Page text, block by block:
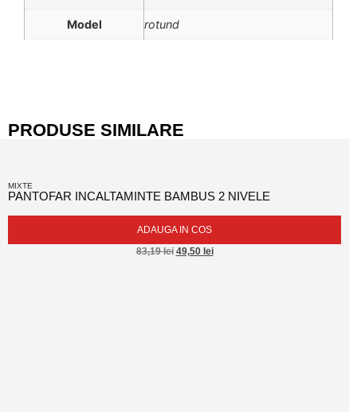
Model rotund
PRODUSE SIMILARE
MIXTE
PANTOFAR INCALTAMINTE BAMBUS 2 NIVELE
ADAUGA IN COS
83,19lei 49,50 lei